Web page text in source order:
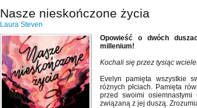
Nasze nieskończone życia
Laura Steven
Opowieść o dwóch
millenium!
Kochali się przez tysiąc
Evelyn pamięta wszystkie
różnych płciach. Pamięta
przed swoimi osiemnastymi
związaną z jej duszą.